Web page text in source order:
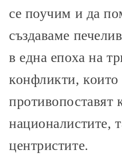
се поучим и да
създаваме
в една епоха на
конфликти,
противопоставят
националистите,
центристите.